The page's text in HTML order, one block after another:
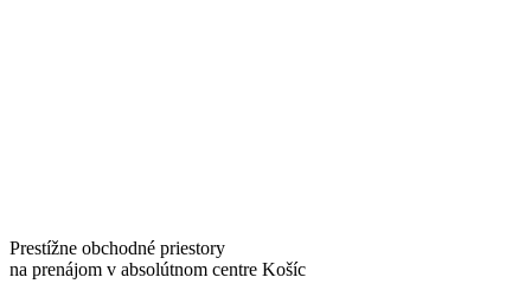
Prestížne obchodné priestory
na prenájom v absolútnom centre Košíc